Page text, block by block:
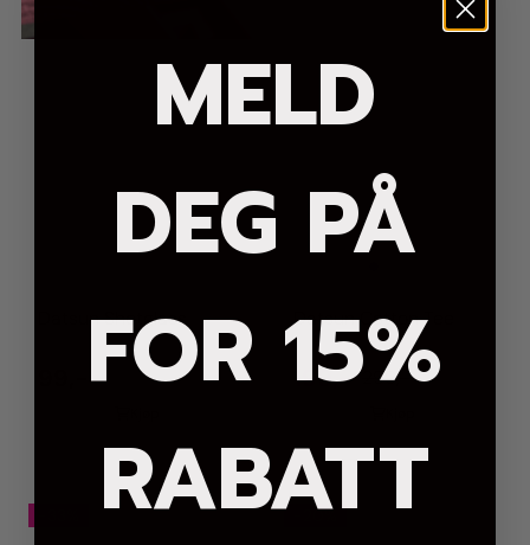
Datsun Shotglass Datsun Cotton Tee
199,- 299,-
-20%
MELD
DEG PÅ
FOR 15%
RABATT